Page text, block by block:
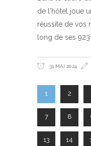
de l'hôtel joue
réussite de vos
long de ses
31 MAI 2024
1 2
7 8
13 14